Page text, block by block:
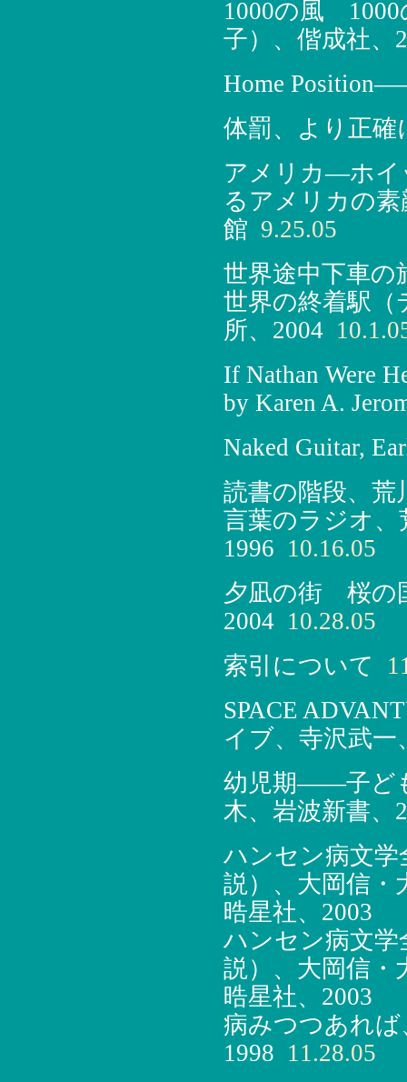
1000の風 1000
子）、偕成社、
Home
体罰、より正
アメリカ―ホイ
るアメリカの素
館 9.25.05
世界途中下車の
世界の終着駅（
所、2004
If Nathan Were
by Karen A.
Naked Guitar,
読書の階段、荒
言葉のラジオ、
1996 10.16.05
夕凪の街 桜の
2004 10.28.05
索引について
SPACE
イブ、寺沢武一
幼児期――子ど
木、岩波新書、
ハンセン病文
説）、大岡信・
晧星社、2003
ハンセン病文
説）、大岡信・
晧星社、2003
病みつつあれ
1998 11.28.05